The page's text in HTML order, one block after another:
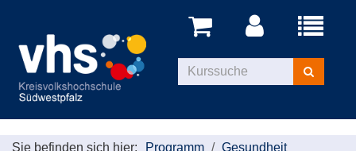
Menü
Kurse
suchen
Sie befinden sich hier: Programm
Gesundheit